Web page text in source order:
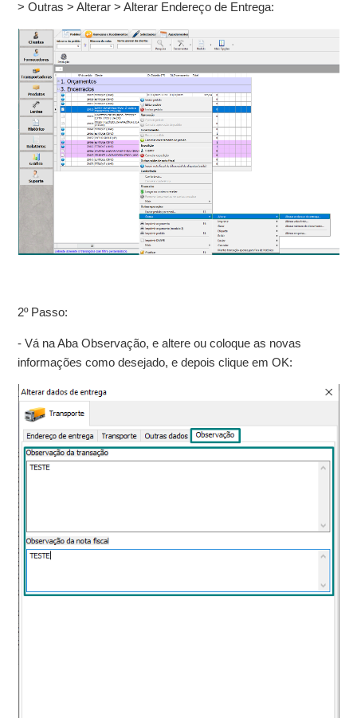
> Outras > Alterar > Alterar Endereço de Entrega:
2º Passo:
- Vá na Aba Observação, e altere ou coloque as novas
informações como desejado, e depois clique em OK: